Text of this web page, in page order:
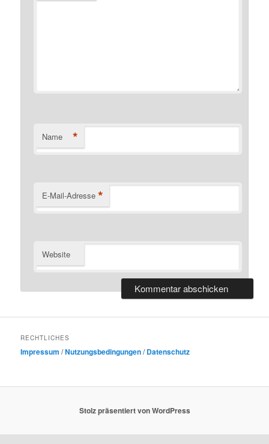
Name *
E-Mail-Adresse *
Website
RECHTLICHES
Impressum /Nutzungsbedingungen/Datenschutz
Stolz präsentiert von WordPress